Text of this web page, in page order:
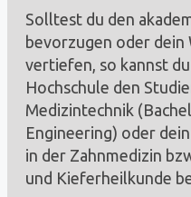
Solltest du den
bevorzugen oder dein
vertiefen, so kannst
Hochschule den
Medizintechnik
Engineering) oder
in der Zahnmedizin
und Kieferheilkunde